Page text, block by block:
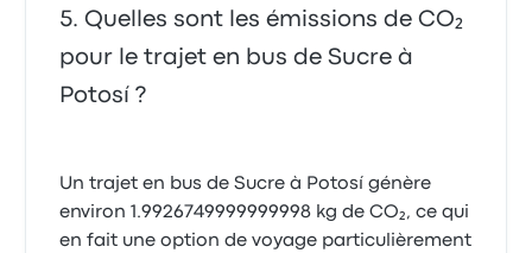
Quelles sont les émissions de CO₂
pour le trajet en bus de Sucre à
Potosí ?
Un trajet en bus de Sucre à Potosí génère
environ 1.9926749999999998 kg de CO₂, ce qui
en fait une option de voyage particulièrement